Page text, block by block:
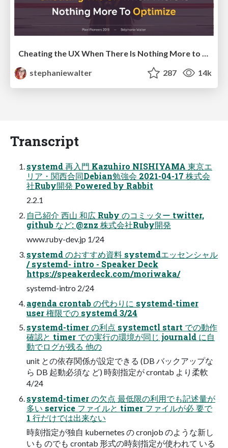
stephaniewalter
287 14k
Transcript
systemd 再入門 Kazuhiro NISHIYAMA 東京エ
リア・関西合同Debian勉強会 2021-04-17 株式会
社Ruby開発 Powered by Rabbit
2.2.1
自己紹介 西山 和広 Ruby のコミッター twitter,
github など: @znz 株式会社Ruby開発
www.ruby-dev.jp 1/24
systemd のおすすめ資料 systemdエッセンシャル
/ systemd- intro - Speaker Deck
https://speakerdeck.com/moriwaka/
systemd-intro 2/24
agenda crontab の代わりに systemd-timer
user 権限での systemd 3/24
systemd-timer の利点 systemctl start での動作
確認と timer での実行の環境が同じ journald に自
動でログが残る 他の
unit との依存関係が設定できる (DB バックアップな
ら DB 起動必須な ど) 時刻指定が crontab より柔軟
4/24
systemd-timer の欠点 最低限の利用でも記述量が
多い service ファイルと timer ファイルが必 要で
1 行だけでは出来ない
時刻指定が独自 kubernetes の cronjob のような新し
いも のでも crontab 形式の時刻指定が使われて いる